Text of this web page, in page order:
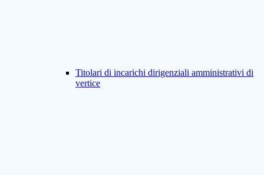
Titolari di incarichi dirigenziali amministrativi di
vertice